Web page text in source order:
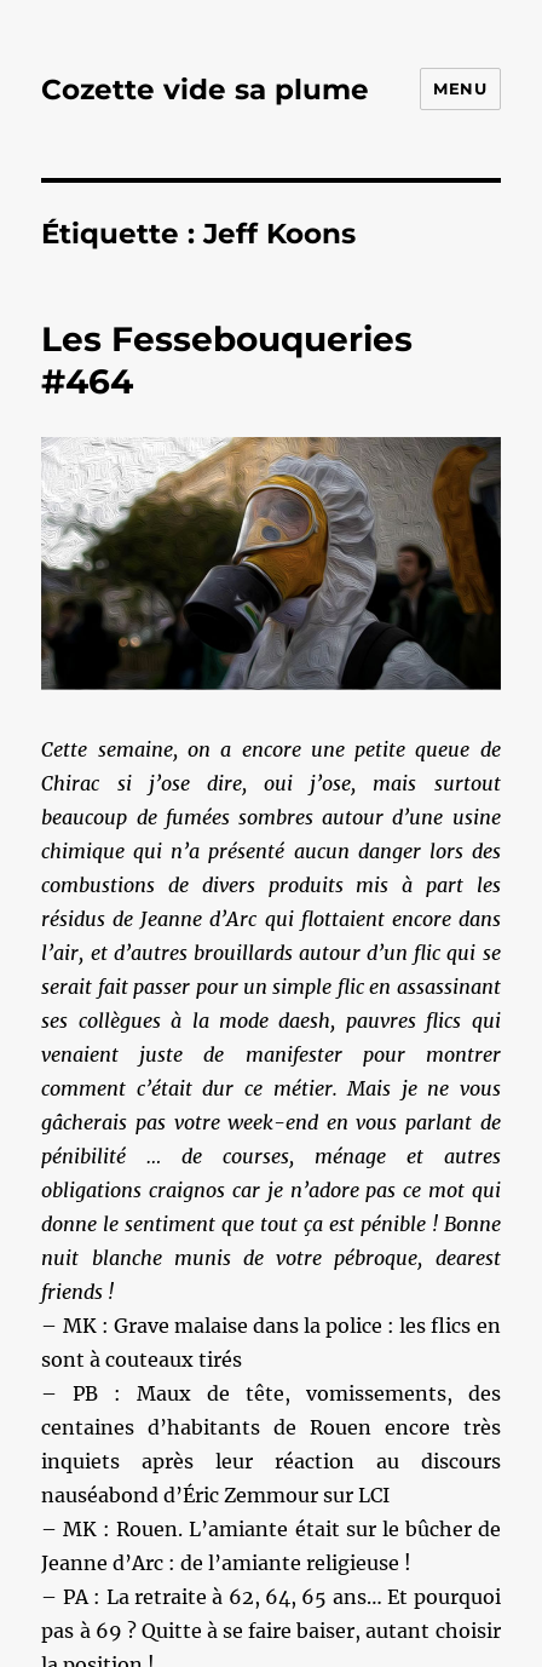
Cozette vide sa plume MENU
Étiquette :Jeff Koons
Les Fessebouqueries
#464
Cette semaine, on a encore une petite queue de
Chirac si j’ose dire, oui j’ose, mais surtout
beaucoup de fumées sombres autour d’une usine
chimique qui n’a présenté aucun danger lors des
combustions de divers produits mis à part les
résidus de Jeanne d’Arc qui flottaient encore dans
l’air, et d’autres brouillards autour d’un flic qui se
serait fait passer pour un simple flic en assassinant
ses collègues à la mode daesh, pauvres flics qui
venaient juste de manifester pour montrer
comment c’était dur ce métier. Mais je ne vous
gâcherais pas votre week-end en vous parlant de
pénibilité … de courses, ménage et autres
obligations craignos car je n’adore pas ce mot qui
donne le sentiment que tout ça est pénible ! Bonne
nuit blanche munis de votre pébroque, dearest
friends !
– MK : Grave malaise dans la police : les flics en
sont à couteaux tirés
– PB : Maux de tête, vomissements, des
centaines d’habitants de Rouen encore très
inquiets après leur réaction au discours
nauséabond d’Éric Zemmour sur LCI
– MK : Rouen. L’amiante était sur le bûcher de
Jeanne d’Arc : de l’amiante religieuse !
– PA : La retraite à 62, 64, 65 ans… Et pourquoi
pas à 69 ? Quitte à se faire baiser, autant choisir